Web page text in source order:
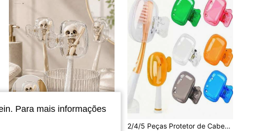
2/4/5 Peças Protetor de Cabeça de Escova de Dentes para Viagem, Estojo Protetor de Cabeça de Escova de Dentes Elétrica, Clipe Plástico Portátil, Uso Doméstico e de Viagem
Para mais informações